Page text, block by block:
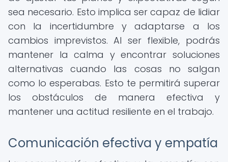
sea necesario. Esto implica ser capaz de lidiar
con la incertidumbre y adaptarse a los
cambios imprevistos. Al ser flexible, podrás
mantener la calma y encontrar soluciones
alternativas cuando las cosas no salgan
como lo esperabas. Esto te permitirá superar
los obstáculos de manera efectiva y
mantener una actitud resiliente en el trabajo.
Comunicación efectiva y empatía